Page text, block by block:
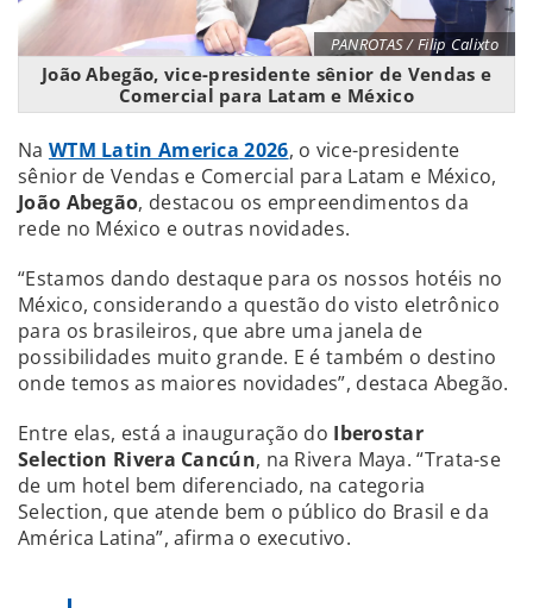
PANROTAS / Filip Calixto
João Abegão, vice-presidente sênior de Vendas e
Comercial para Latam e México
Na WTM Latin America 2026, o vice-presidente
sênior de Vendas e Comercial para Latam e México,
João Abegão, destacou os empreendimentos da
rede no México e outras novidades.
“Estamos dando destaque para os nossos hotéis no
México, considerando a questão do visto eletrônico
para os brasileiros, que abre uma janela de
possibilidades muito grande. E é também o destino
onde temos as maiores novidades”, destaca Abegão.
Entre elas, está a inauguração do Iberostar
Selection Rivera Cancún, na Rivera Maya. “Trata-se
de um hotel bem diferenciado, na categoria
Selection, que atende bem o público do Brasil e da
América Latina”, afirma o executivo.